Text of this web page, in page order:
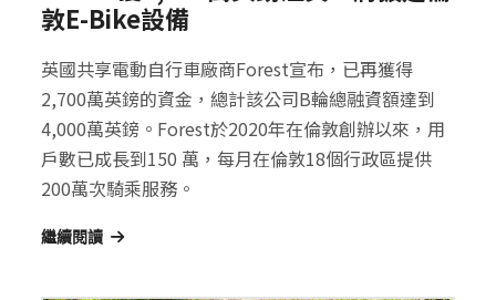
敦E-Bike設備
英國共享電動自行車廠商Forest宣布，已再獲得
2,700萬英鎊的資金，總計該公司B輪總融資額達到
4,000萬英鎊。Forest於2020年在倫敦創辦以來，用
戶數已成長到150 萬，每月在倫敦18個行政區提供
200萬次騎乘服務。
繼續閱讀